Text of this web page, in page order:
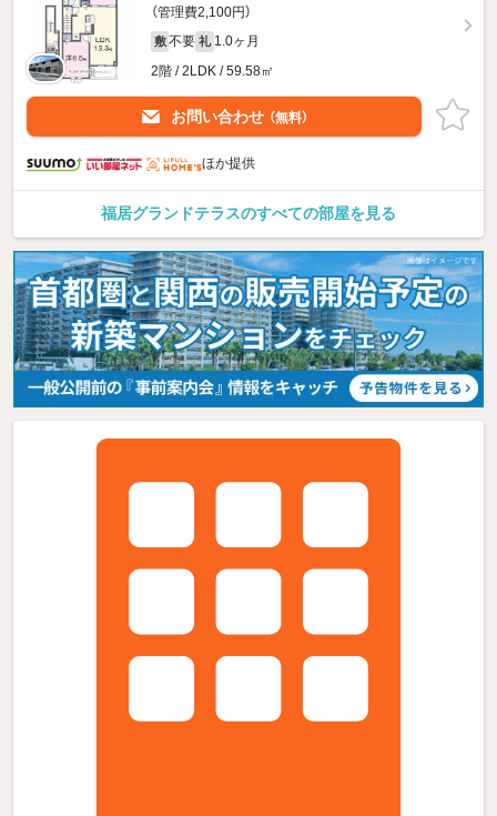
（管理費2,100円）
敷 不要 礼 1.0ヶ月
2階 / 2LDK / 59.58㎡
お問い合わせ （無料）
ほか提供
福居グランドテラスのすべての部屋を見る